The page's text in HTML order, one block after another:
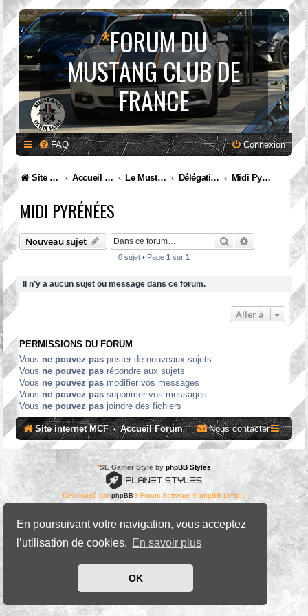
En poursuivant votre navigation, vous acceptez
l’utilisation de cookies. En savoir plus
OK
*FORUM DU
MUSTANG CLUB DE
FRANCE
FAQ Connexion
Site internet MCF Accueil Forum Le Mustang Club de France Délégations et rassemblements : discutons en ! Midi Pyrénées
MIDI PYRÉNÉES
Nouveau sujet RechercherRecherche
0 sujet • Page 1 sur 1
Il n’y a aucun sujet ou message dans ce forum.
Aller à
PERMISSIONS DU FORUM
Vous ne pouvez pas poster de nouveaux sujets
Vous ne pouvez pas répondre aux sujets
Vous ne pouvez pas modifier vos messages
Vous ne pouvez pas supprimer vos messages
Vous ne pouvez pas joindre des fichiers
Site internet MCF Accueil Forum Nous contacter
*SE Gamer Style by phpBB Styles
Développé parphpBB® Forum Software © phpBB Limited
Confidentialité|